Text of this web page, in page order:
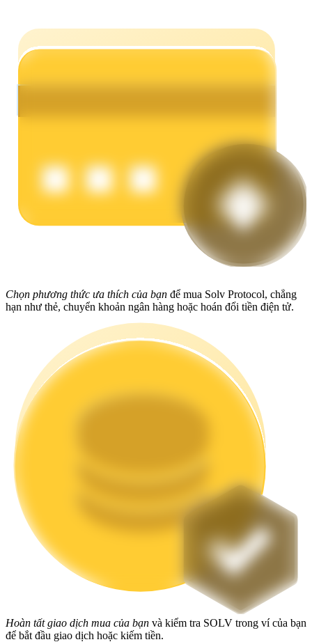
Earn
Power Piggy
Làm cho tài sản của bạn tăng giá trị đều đặn
Staking
Lợi nhuận cao và truy cập ngay lập tức
Launchpool
Đặt cọc linh hoạt để kiếm được các token phổ biến.
Chọn phương thức ưa thích của bạn để mua Solv Protocol, chẳng
hạn như thẻ, chuyển khoản ngân hàng hoặc hoán đổi tiền điện tử.
Hoàn tất giao dịch mua của bạn và kiểm tra SOLV trong ví của bạn
để bắt đầu giao dịch hoặc kiếm tiền.